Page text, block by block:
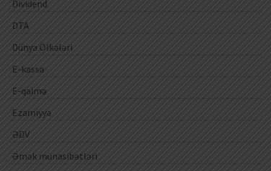
Dividend
DTA
Dünya Ölkələri
E-kassa
E-qaimə
Ezamiyyə
ƏDV
Əmək münasibətləri